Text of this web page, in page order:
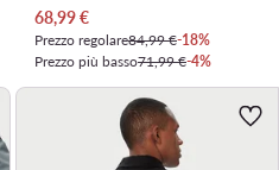
Prezzo attuale
68,99€
Prezzo regolare84,99 €-18%
Prezzo più basso71,99 €-4%